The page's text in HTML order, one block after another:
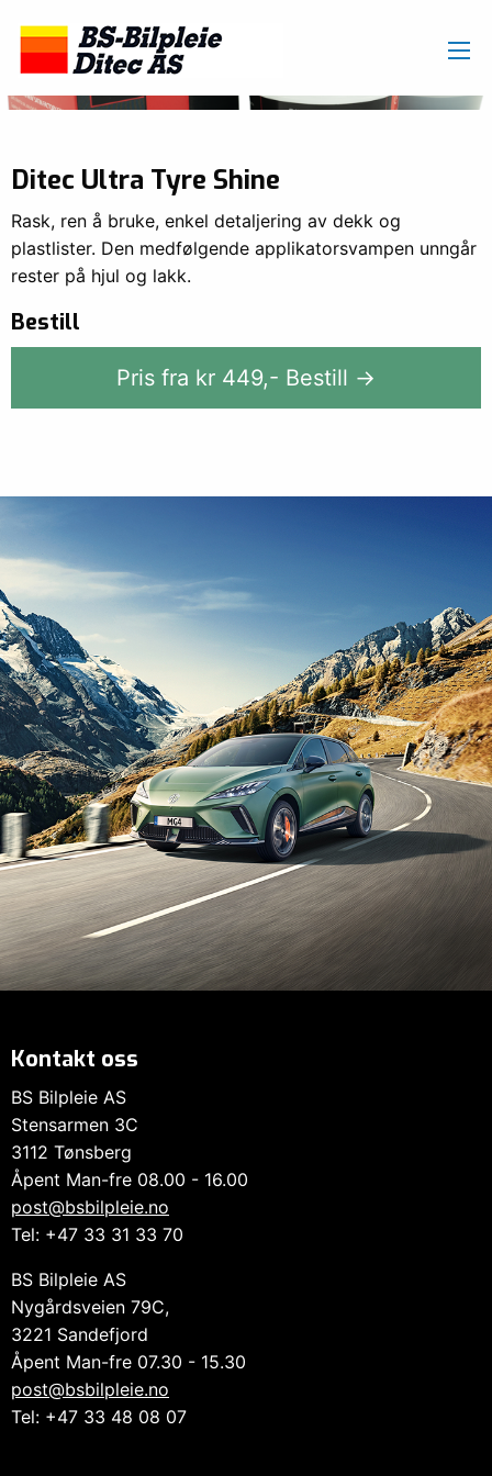
Ditec Ultra Tyre Shine
Rask, ren å bruke, enkel detaljering av dekk og
plastlister. Den medfølgende applikatorsvampen unngår
rester på hjul og lakk.
Bestill
Pris fra kr 449,- Bestill →
Kontakt oss
BS Bilpleie AS
Stensarmen 3C
3112 Tønsberg
Åpent Man-fre 08.00 - 16.00
post@bsbilpleie.no
Tel: +47 33 31 33 70
BS Bilpleie AS
Nygårdsveien 79C,
3221 Sandefjord
Åpent Man-fre 07.30 - 15.30
post@bsbilpleie.no
Tel: +47 33 48 08 07